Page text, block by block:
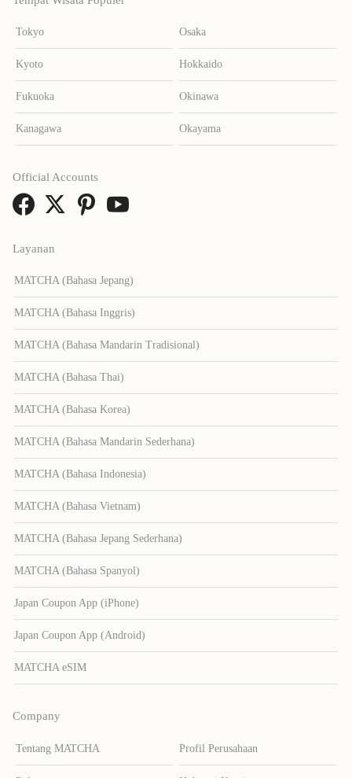
Tokyo Osaka
Kyoto Hokkaido
Fukuoka Okinawa
Kanagawa Okayama
Layanan
MATCHA (Bahasa Jepang)
MATCHA (Bahasa Inggris)
MATCHA (Bahasa Mandarin Tradisional)
MATCHA (Bahasa Thai)
MATCHA (Bahasa Korea)
MATCHA (Bahasa Mandarin Sederhana)
MATCHA (Bahasa Indonesia)
MATCHA (Bahasa Vietnam)
MATCHA (Bahasa Jepang Sederhana)
MATCHA (Bahasa Spanyol)
Japan Coupon App (iPhone)
Japan Coupon App (Android)
MATCHA eSIM
Company
Tentang MATCHA Profil Perusahaan
Official Accounts